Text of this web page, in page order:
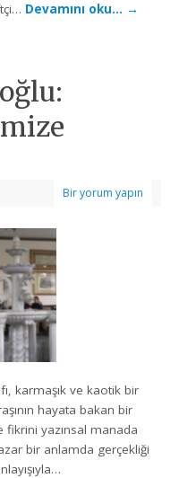
Devamını oku… →
Bir yorum yapın
karmaşık ve kaotik bir
hayata bakan bir
yazınsal manada
bir anlamda gerçekliği